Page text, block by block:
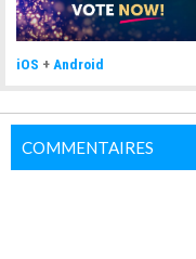
iOS + Android
COMMENTAIRES